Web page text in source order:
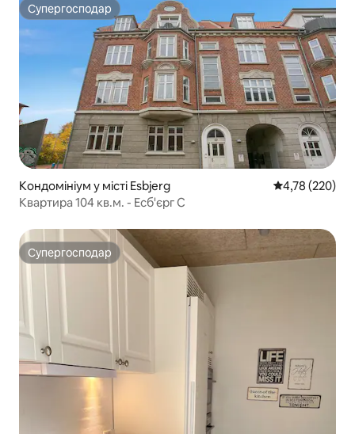
Супергосподар
Супергосподар
Кондомініум у місті Esbjerg Середня
4,78 (220)
Квартира 104 кв.м. - Есб'єрг C
Супергосподар
Супергосподар